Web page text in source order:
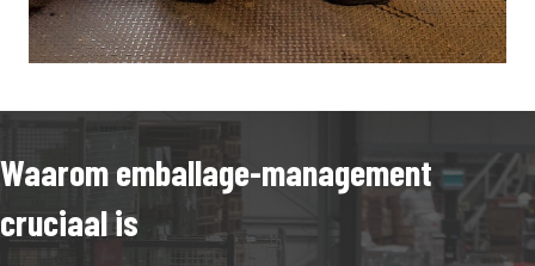
Waarom emballage-management
cruciaal is